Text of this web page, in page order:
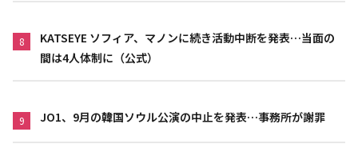
8
KATSEYE ソフィア、マノンに続き活動中断を発表…当面の
間は4人体制に（公式）
9 JO1、9月の韓国ソウル公演の中止を発表…事務所が謝罪